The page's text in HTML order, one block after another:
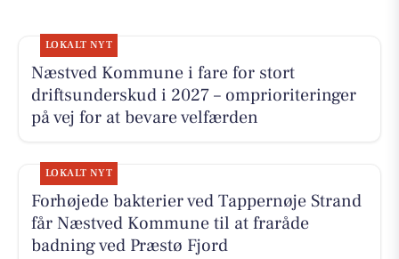
LOKALT NYT
Næstved Kommune i fare for stort
driftsunderskud i 2027 – omprioriteringer
på vej for at bevare velfærden
LOKALT NYT
Forhøjede bakterier ved Tappernøje Strand
får Næstved Kommune til at fraråde
badning ved Præstø Fjord